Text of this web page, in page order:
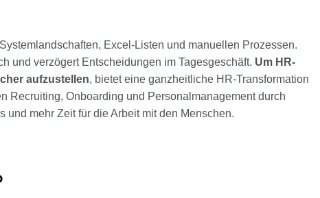
Excel-Listen und manuellen Prozessen.
und verzögert Entscheidungen im Tagesgeschäft. Um HR-
aufzustellen, bietet eine ganzheitliche HR-Transformation
Recruiting, Onboarding und Personalmanagement durch
mehr Zeit für die Arbeit mit den Menschen.